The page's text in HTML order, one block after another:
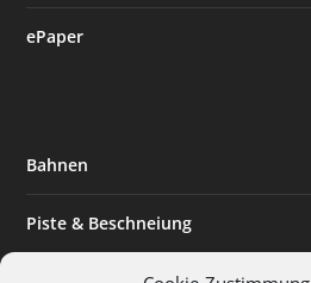
ePaper
Bahnen
Piste & Beschneiung